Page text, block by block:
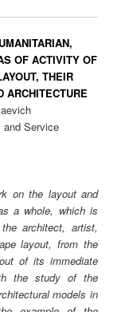
OF ACTIVITY OF
THEIR
ARCHITECTURE
and Service
on the layout and
a whole, which is
architect, artist,
layout, from the
of its immediate
the study of the
models in